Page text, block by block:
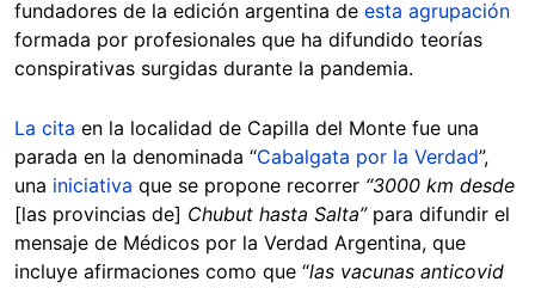
fundadores de la edición argentina de esta agrupación
formada por profesionales que ha difundido teorías
conspirativas surgidas durante la pandemia.
La cita en la localidad de Capilla del Monte fue una
parada en la denominada “Cabalgata por la Verdad”,
una iniciativa que se propone recorrer “3000 km desde
[las provincias de] Chubut hasta Salta”para difundir el
mensaje de Médicos por la Verdad Argentina, que
incluye afirmaciones como que “las vacunas anticovid